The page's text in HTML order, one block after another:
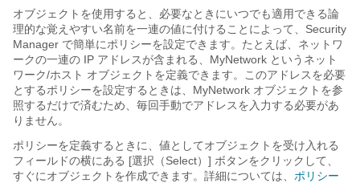
オブジェクトを使用すると、必要なときにいつでも適用できる論
理的な覚えやすい名前を一連の値に付けることによって、Security
Manager で簡単にポリシーを設定できます。たとえば、ネットワ
ークの一連の IP アドレスが含まれる、MyNetwork というネット
ワーク/ホスト オブジェクトを定義できます。このアドレスを必要
とするポリシーを設定するときは、MyNetwork オブジェクトを参
照するだけで済むため、毎回手動でアドレスを入力する必要があ
りません。
ポリシーを定義するときに、値としてオブジェクトを受け入れる
フィールドの横にある [選択（Select）] ボタンをクリックして、
すぐにオブジェクトを作成できます。詳細については、 ポリシー